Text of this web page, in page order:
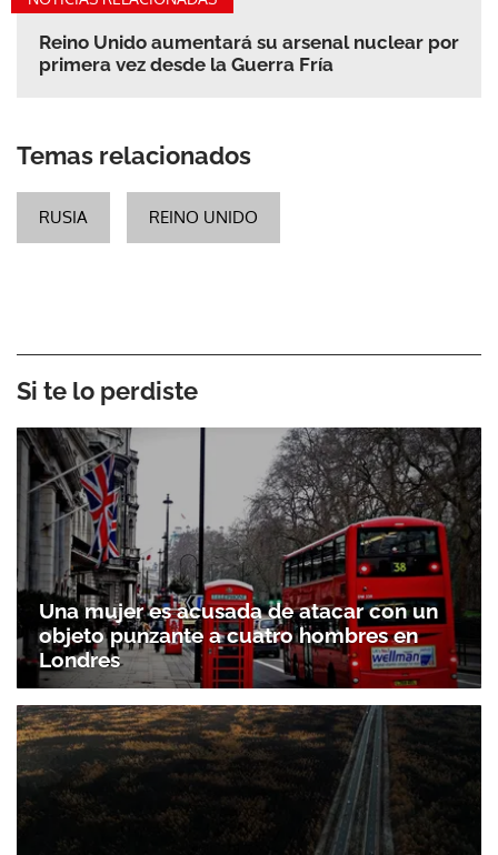
Reino Unido aumentará su arsenal nuclear por
primera vez desde la Guerra Fría
Temas relacionados
RUSIA REINO UNIDO
Si te lo perdiste
Una mujer es acusada de atacar con un
objeto punzante a cuatro hombres en
Londres